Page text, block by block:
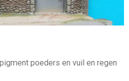
poeders en vuil en regen